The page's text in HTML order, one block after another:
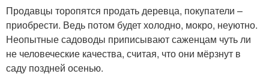
Продавцы торопятся продать деревца, покупатели –
приобрести. Ведь потом будет холодно, мокро, неуютно.
Неопытные садоводы приписывают саженцам чуть ли
не человеческие качества, считая, что они мёрзнут в
саду поздней осенью.